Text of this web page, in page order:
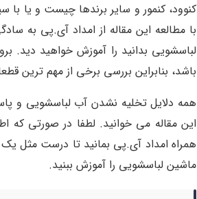
کنوود، کنمور و سایر برندها چیست و یا با
با مطالعه این مقاله از امداد آی.پی به
لباسشویی بدانید را آموزش خواهید
باشد، بنابراین بررسی برخی از مهم
این مقاله می خوانید. لطفا در صورتی که
همراه امداد آی.پی بمانید تا درست مثل
ماشین لباسشویی را آموزش ببنید.